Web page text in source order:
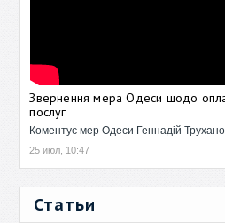
Звернення мера Одеси щодо
послуг
Коментує мер Одеси Геннадій
25 июл, 10:47
Статьи